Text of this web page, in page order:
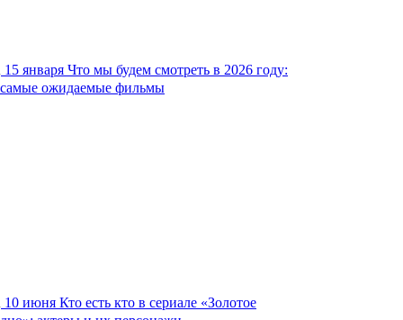
15 января Что мы будем смотреть в 2026 году:
самые ожидаемые фильмы
10 июня Кто есть кто в сериале «Золотое